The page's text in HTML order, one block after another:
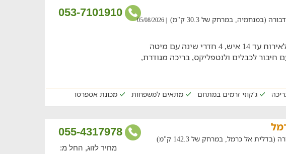
053-7101910
(במנחמיה, במרחק של 30.3 ק"מ) | 05/08/2026
דירת נופש המתאימה לאירוח עד 14 איש, 4 חדרי שינה עם מיטה
חיבור לכבלים ולנטפליקס, בריכה מגודרת,
ג'קוזי זרמים במתחם מתאים למשפחות מכונת אספרסו
055-4317978
אל כרמל, במרחק של 142.3 ק"מ)
מחיר לזוג, החל מ: